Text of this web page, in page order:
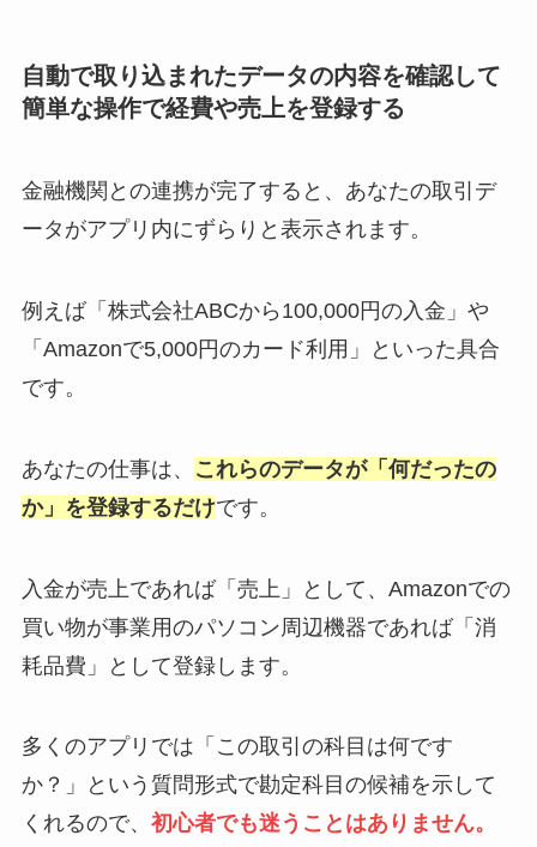
自動で取り込まれたデータの内容を確認して
簡単な操作で経費や売上を登録する
金融機関との連携が完了すると、あなたの取引デ
ータがアプリ内にずらりと表示されます。
例えば「株式会社ABCから100,000円の入金」や
「Amazonで5,000円のカード利用」といった具合
です。
あなたの仕事は、
これらのデータが「何だったの
か」を登録するだけです。
入金が売上であれば「売上」として、Amazonでの
買い物が事業用のパソコン周辺機器であれば「消
耗品費」として登録します。
多くのアプリでは「この取引の科目は何です
か？」という質問形式で勘定科目の候補を示して
くれるので、 初心者でも迷うことはありません。